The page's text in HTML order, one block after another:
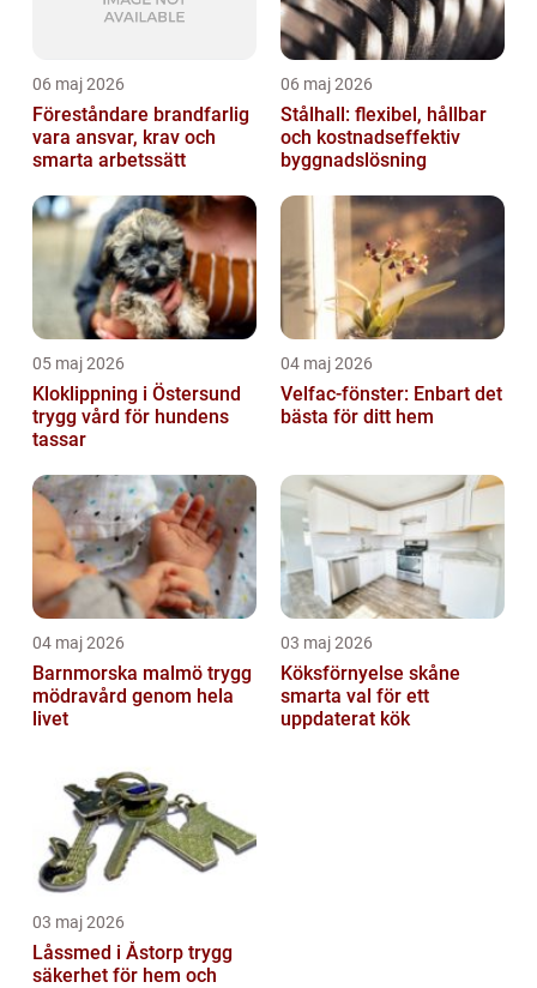
06 maj 2026
Föreståndare brandfarlig
vara ansvar, krav och
smarta arbetssätt
06 maj 2026
Stålhall: flexibel, hållbar
och kostnadseffektiv
byggnadslösning
05 maj 2026
Kloklippning i Östersund
trygg vård för hundens
tassar
04 maj 2026
Velfac-fönster: Enbart det
bästa för ditt hem
04 maj 2026
Barnmorska malmö trygg
mödravård genom hela
livet
03 maj 2026
Köksförnyelse skåne
smarta val för ett
uppdaterat kök
03 maj 2026
Låssmed i Åstorp trygg
säkerhet för hem och